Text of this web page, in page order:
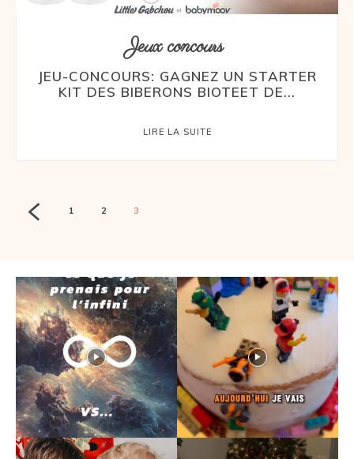
Jeux concours
JEU-CONCOURS: GAGNEZ UN STARTER
KIT DES BIBERONS BIOTEET DE...
LIRE LA SUITE
1 2 3